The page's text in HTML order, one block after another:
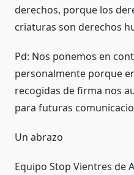
derechos, porque los
criaturas son derechos
Pd: Nos ponemos en
personalmente porque
recogidas de firma nos
para futuras
Un abrazo
Equipo Stop Vientres de